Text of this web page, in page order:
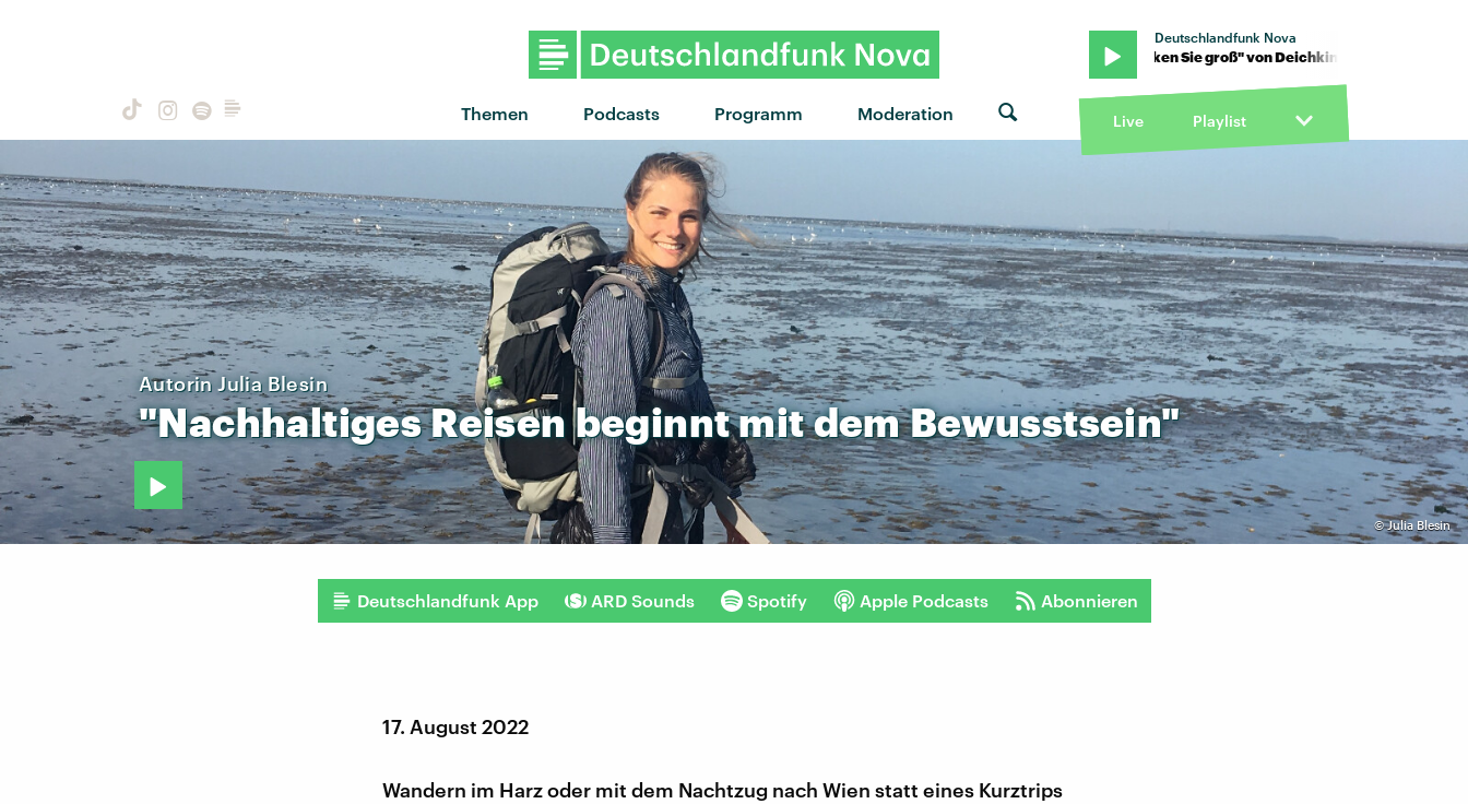
Themen Podcasts Programm Moderation
Deutschlandfunk Nova
"Denken Sie groß" von Deichkind · "Denken Sie groß" von Deichkind · "Denken Sie groß" von
Live Playlist
©Julia Blesin
Autorin Julia Blesin
"NachhaltigesReisen beginntmitdemBewusstsein"
Deutschlandfunk App ARD Sounds Spotify Apple Podcasts Abonnieren
17. August 2022
Wandern im Harz oder mit dem Nachtzug nach Wien statt eines Kurztrips